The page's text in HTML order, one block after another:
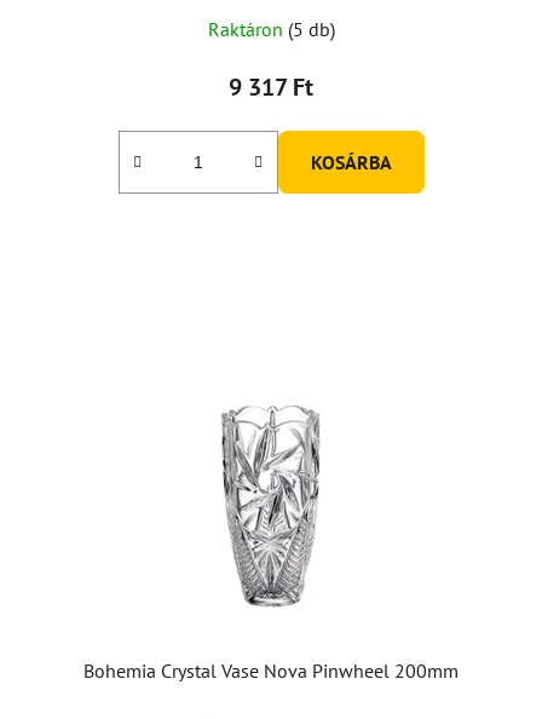
Raktáron (5 db)
9 317 Ft
KOSÁRBA
Bohemia Crystal Vase Nova Pinwheel 200mm